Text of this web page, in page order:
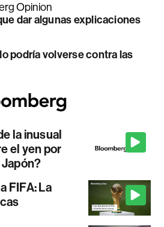
Opinion
dar algunas explicaciones
podría volverse contra las
la inusual
el yen por
Japón?
FIFA: La